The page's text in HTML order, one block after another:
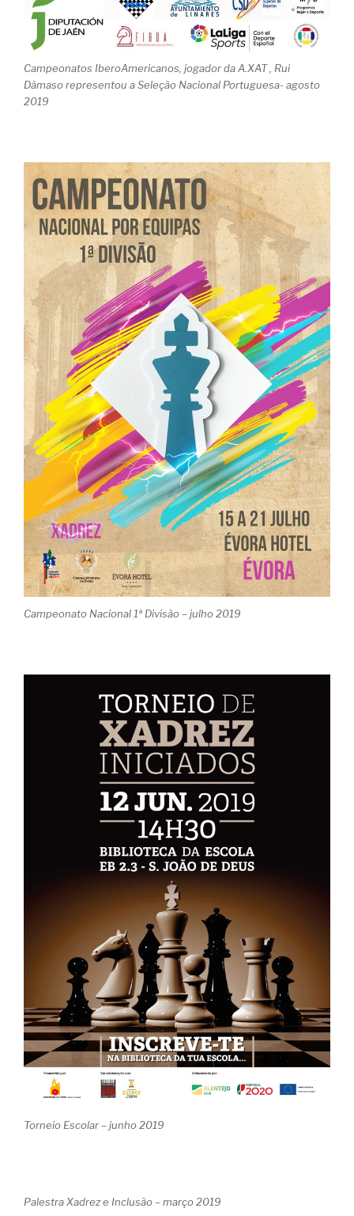
Campeonatos IberoAmericanos, jogador da A.XAT , Rui
Dãmaso representou a Seleção Nacional Portuguesa- agosto
2019
Campeonato Nacional 1ª Divisão – julho 2019
Torneio Escolar – junho 2019
Palestra Xadrez e Inclusão – março 2019